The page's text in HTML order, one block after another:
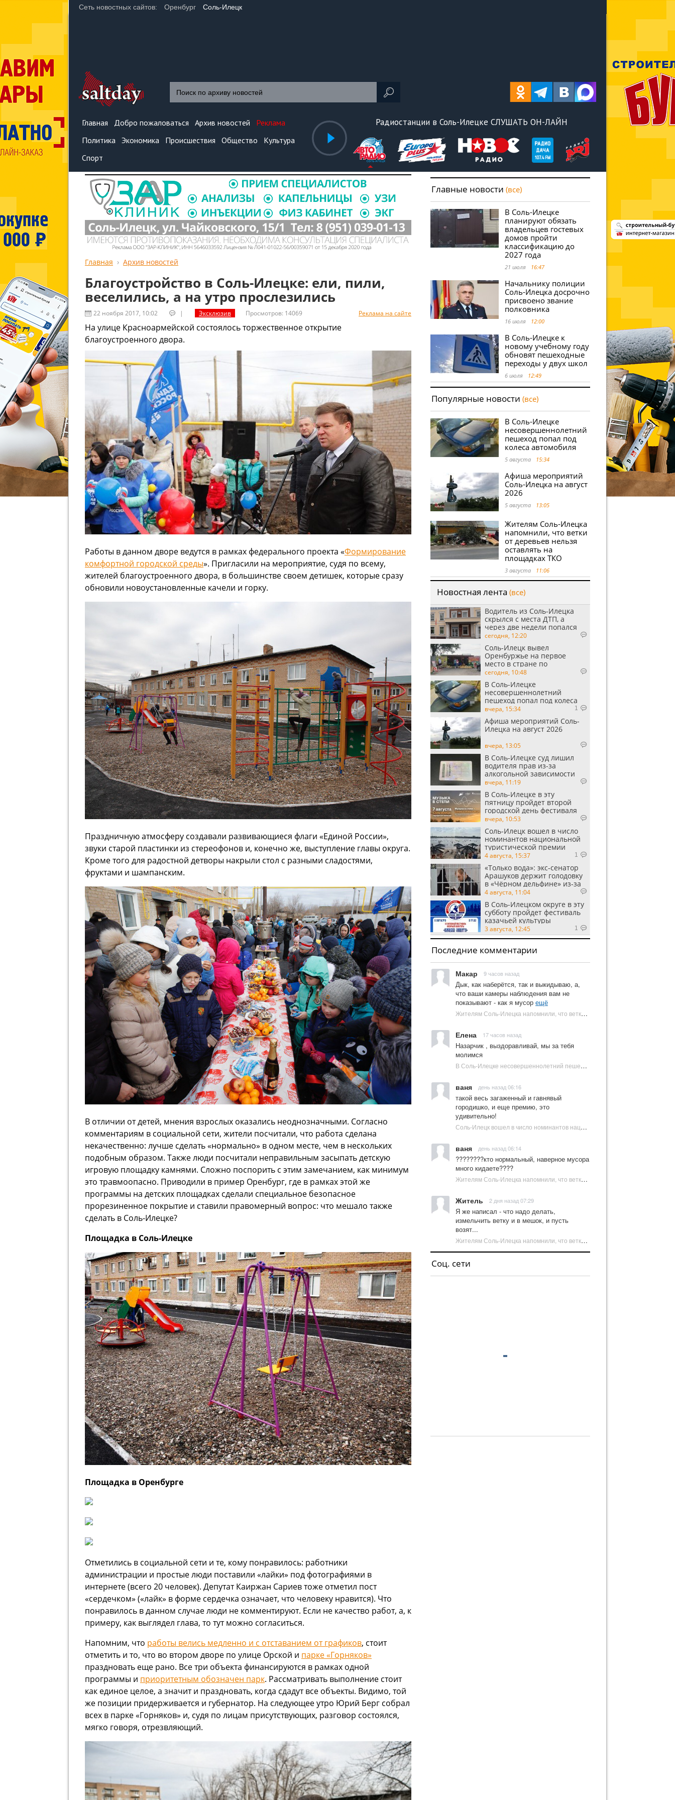
Сеть новостных сайтов: Оренбург Соль-Илецк
Главная Добро пожаловаться Архив новостей
Реклама
Политика Экономика Происшествия Общество
Культура
Спорт
Радиостанции в Соль-Илецке СЛУШАТЬ ОН-ЛАЙН
Главная Архив новостей
Благоустройство в Соль-Илецке: ели, пили,
веселились, а на утро прослезились
22 ноября 2017, 10:02 | Эксклюзив Просмотров: 14069 Реклама на сайте
На улице Красноармейской состоялось торжественное открытие
благоустроенного двора.
Работы в данном дворе ведутся в рамках федерального проекта «Формирование
комфортной городской среды». Пригласили на мероприятие, судя по всему,
жителей благоустроенного двора, в большинстве своем детишек, которые сразу
обновили новоустановленные качели и горку.
Праздничную атмосферу создавали развивающиеся флаги «Единой России»,
звуки старой пластинки из стереофонов и, конечно же, выступление главы округа.
Кроме того для радостной детворы накрыли стол с разными сладостями,
фруктами и шампанским.
В отличии от детей, мнения взрослых оказались неоднозначными. Согласно
комментариям в социальной сети, жители посчитали, что работа сделана
некачественно: лучше сделать «нормально» в одном месте, чем в нескольких
подобным образом. Также люди посчитали неправильным засыпать детскую
игровую площадку камнями. Сложно поспорить с этим замечанием, как минимум
это травмоопасно. Приводили в пример Оренбург, где в рамках этой же
программы на детских площадках сделали специальное безопасное
прорезиненное покрытие и ставили правомерный вопрос: что мешало также
сделать в Соль-Илецке?
Площадка в Соль-Илецке
Площадка в Оренбурге
Отметились в социальной сети и те, кому понравилось: работники
администрации и простые люди поставили «лайки» под фотографиями в
интернете (всего 20 человек). Депутат Каиржан Сариев тоже отметил пост
«сердечком» («лайк» в форме сердечка означает, что человеку нравится). Что
понравилось в данном случае люди не комментируют. Если не качество работ, а, к
примеру, как выглядел глава, то тут можно согласиться.
Напомним, что работы велись медленно и с отставанием от графиков, стоит
отметить и то, что во втором дворе по улице Орской и парке «Горняков»
праздновать еще рано. Все три объекта финансируются в рамках одной
программы и приоритетным обозначен парк. Рассматривать выполнение стоит
как единое целое, а значит и праздновать, когда сдадут все объекты. Видимо, той
же позиции придерживается и губернатор. На следующее утро Юрий Берг собрал
всех в парке «Горняков» и, судя по лицам присутствующих, разговор состоялся,
мягко говоря, отрезвляющий.
Главные новости (все)
В Соль-Илецке
планируют обязать
владельцев гостевых
домов пройти
классификацию до
2027 года
21 июля 16:47
Начальнику полиции
Соль-Илецка досрочно
присвоено звание
полковника
16 июля 12:00
В Соль-Илецке к
новому учебному году
обновят пешеходные
переходы у двух школ
6 июля 12:49
Популярные новости (все)
В Соль-Илецке
несовершеннолетний
пешеход попал под
колеса автомобиля
5 августа 15:34
Афиша мероприятий
Соль-Илецка на август
2026
5 августа 13:05
Жителям Соль-Илецка
напомнили, что ветки
от деревьев нельзя
оставлять на
площадках ТКО
3 августа 11:06
Новостная лента (все)
Водитель из Соль-Илецка
скрылся с места ДТП, а
через две недели попался
пьяным
сегодня, 12:20
Соль-Илецк вывел
Оренбуржье на первое
место в стране по
выращиванию арбузов
сегодня, 10:48
В Соль-Илецке
несовершеннолетний
пешеход попал под колеса
автомобиля
вчера, 15:34 1
Афиша мероприятий Соль-
Илецка на август 2026
вчера, 13:05
В Соль-Илецке суд лишил
водителя прав из-за
алкогольной зависимости
вчера, 11:19
В Соль-Илецке в эту
пятницу пройдет второй
городской день фестиваля
«Музыка в степи»
вчера, 10:53
Соль-Илецк вошел в число
номинантов национальной
туристической премии
Russian Traveler Awards
4 августа, 15:37 1
«Только вода»: экс‑сенатор
Арашуков держит голодовку
в «Чёрном дельфине» из‑за
духоты на рабочем месте
4 августа, 11:04
В Соль-Илецком округе в эту
субботу пройдет фестиваль
казачьей культуры
3 августа, 12:45 1
Последние комментарии
Макар 9 часов назад
Дык, как наберётся, так и выкидываю, а,
что ваши камеры наблюдения вам не
показывают - как я мусор ещё
Жителям Соль-Илецка напомнили, что ветки от деревьев нельзя оставлять на площадках ТКО | Новости Соль-Илецка
Елена 17 часов назад
Назарчик , выздоравливай, мы за тебя
молимся
В Соль-Илецке несовершеннолетний пешеход попал под колеса автомобиля | Новости Соль-Илецка
ваня день назад 06:16
такой весь загаженный и гавнявый
городишко, и еще премию, это
удивительно!
Соль-Илецк вошел в число номинантов национальной туристической премии Russian Traveler Awards | Новости Соль-Илецка
ваня день назад 06:14
????????кто нормальный, наверное мусора
много кидаете????
Жителям Соль-Илецка напомнили, что ветки от деревьев нельзя оставлять на площадках ТКО | Новости Соль-Илецка
Житель 2 дня назад 07:29
Я же написал - что надо делать,
измельчить ветку и в мешок, и пусть
возят...
Жителям Соль-Илецка напомнили, что ветки от деревьев нельзя оставлять на площадках ТКО | Новости Соль-Илецка
Соц. сети